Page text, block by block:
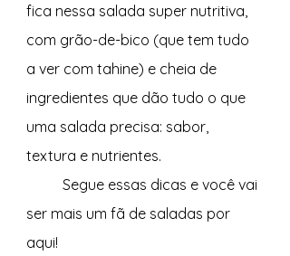
fica nessa salada super nutritiva,
com grão-de-bico (que tem tudo
a ver com tahine) e cheia de
ingredientes que dão tudo o que
uma salada precisa: sabor,
textura e nutrientes.
ser mais um fã de saladas por
aqui!